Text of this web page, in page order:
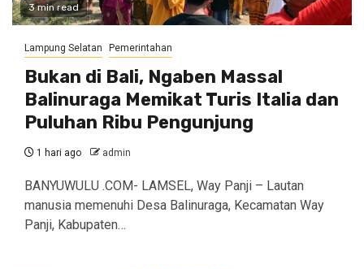
3 min read
Lampung Selatan Pemerintahan
Bukan di Bali, Ngaben Massal
Balinuraga Memikat Turis Italia dan
Puluhan Ribu Pengunjung
1 hari ago admin
BANYUWULU .COM- LAMSEL, Way Panji – Lautan
manusia memenuhi Desa Balinuraga, Kecamatan Way
Panji, Kabupaten…